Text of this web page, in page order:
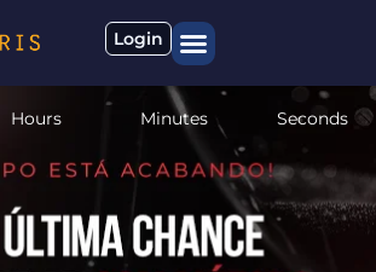
Login
Hours Minutes Seconds